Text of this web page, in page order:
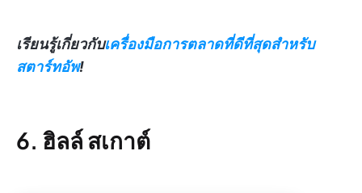
เรียนรู้เกี่ยวกับเครื่องมือการตลาดที่ดีที่สุดสำหรับ
สตาร์ทอัพ!
6. ฮิลล์ สเกาต์